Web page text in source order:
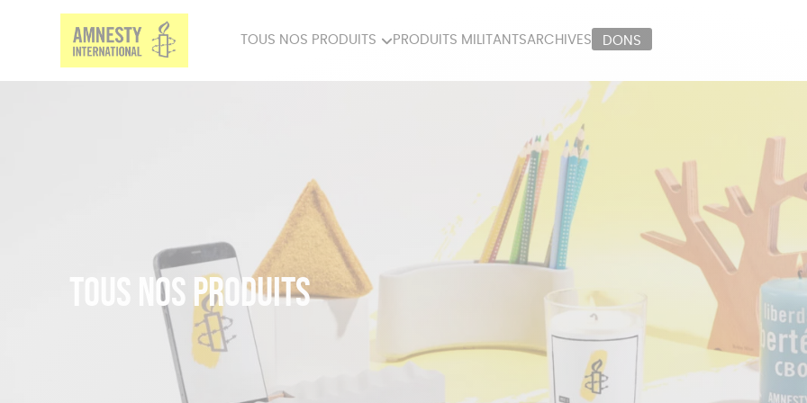
TOUS NOS PRODUITS
PAPETERIE
ÉPICERIE
PRODUITS MILITANTSARCHIVES DONS
Tous nos produits